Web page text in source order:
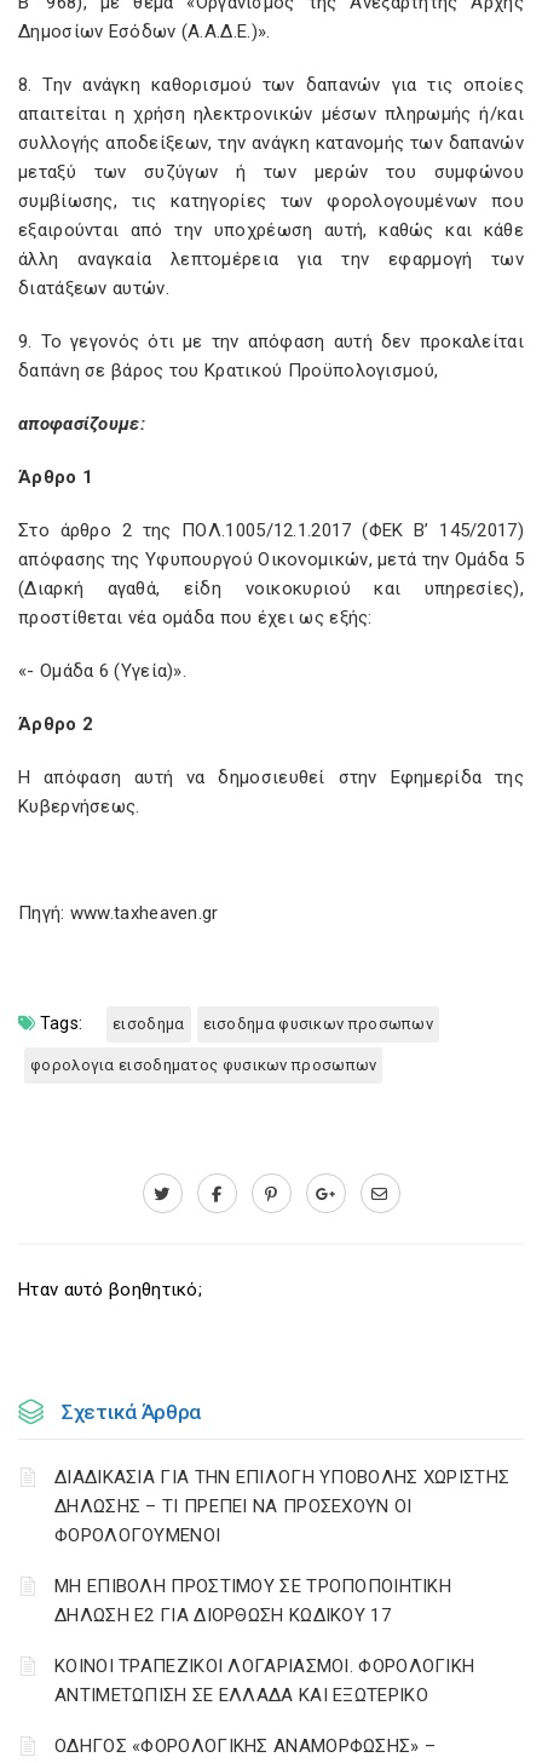
Δημοσίων Εσόδων (Α.Α.Δ.Ε.)».
8. Την ανάγκη καθορισμού των δαπανών για τις οποίες
απαιτείται η χρήση ηλεκτρονικών μέσων πληρωμής ή/και
συλλογής αποδείξεων, την ανάγκη κατανομής των δαπανών
μεταξύ των συζύγων ή των μερών του συμφώνου
συμβίωσης, τις κατηγορίες των φορολογουμένων που
εξαιρούνται από την υποχρέωση αυτή, καθώς και κάθε
άλλη αναγκαία λεπτομέρεια για την εφαρμογή των
διατάξεων αυτών.
9. Το γεγονός ότι με την απόφαση αυτή δεν προκαλείται
δαπάνη σε βάρος του Κρατικού Προϋπολογισμού,
αποφασίζουμε:
Άρθρο 1
Στο άρθρο 2 της ΠΟΛ.1005/12.1.2017 (ΦΕΚ Β’ 145/2017)
απόφασης της Υφυπουργού Οικονομικών, μετά την Ομάδα 5
(Διαρκή αγαθά, είδη νοικοκυριού και υπηρεσίες),
προστίθεται νέα ομάδα που έχει ως εξής:
«- Ομάδα 6 (Υγεία)».
Άρθρο 2
Η απόφαση αυτή να δημοσιευθεί στην Εφημερίδα της
Κυβερνήσεως.
Πηγή: www.taxheaven.gr
Tags: εισοδημα εισοδημα φυσικων προσωπων
φορολογια εισοδηματος φυσικων προσωπων
Ηταν αυτό βοηθητικό;
Σχετικά Άρθρα
ΔΙΑΔΙΚΑΣΙΑ ΓΙΑ ΤΗΝ ΕΠΙΛΟΓΗ ΥΠΟΒΟΛΗΣ ΧΩΡΙΣΤΗΣ
ΔΗΛΩΣΗΣ – ΤΙ ΠΡΕΠΕΙ ΝΑ ΠΡΟΣΕΧΟΥΝ ΟΙ
ΦΟΡΟΛΟΓΟΥΜΕΝΟΙ
ΜΗ ΕΠΙΒΟΛΗ ΠΡΟΣΤΙΜΟΥ ΣΕ ΤΡΟΠΟΠΟΙΗΤΙΚΗ
ΔΗΛΩΣΗ Ε2 ΓΙΑ ΔΙΟΡΘΩΣΗ ΚΩΔΙΚΟΥ 17
ΚΟΙΝΟΙ ΤΡΑΠΕΖΙΚΟΙ ΛΟΓΑΡΙΑΣΜΟΙ. ΦΟΡΟΛΟΓΙΚΗ
ΑΝΤΙΜΕΤΩΠΙΣΗ ΣΕ ΕΛΛΑΔΑ ΚΑΙ ΕΞΩΤΕΡΙΚΟ
ΟΔΗΓΟΣ «ΦΟΡΟΛΟΓΙΚΗΣ ΑΝΑΜΟΡΦΩΣΗΣ» –